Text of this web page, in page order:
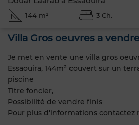
144 m² 3 Ch.
Villa Gros oeuvres a
Je met en vente une villa gros
Essaouira, 144m² couvert sur un
piscine
Titre foncier,
Possibilité de vendre finis
Pour plus d'informations contactez